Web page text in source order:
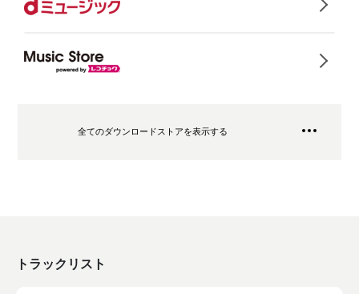
全てのダウンロードストアを表示する
トラックリスト